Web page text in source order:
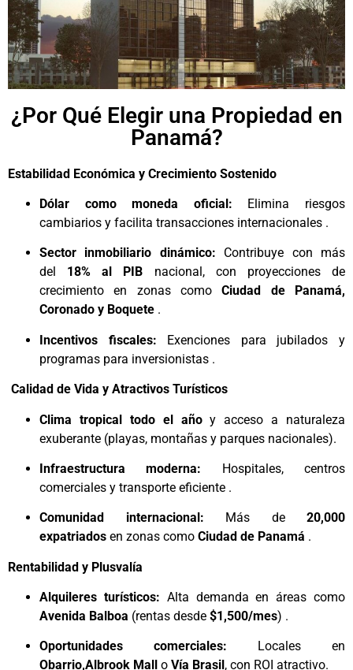
¿Por Qué Elegir una Propiedad en
Panamá?
Estabilidad Económica y Crecimiento Sostenido
Dólar como moneda oficial: Elimina riesgos
cambiarios y facilita transacciones internacionales .
Sector inmobiliario dinámico: Contribuye con más
del 18% al PIB nacional, con proyecciones de
crecimiento en zonas comoCiudad de Panamá,
Coronado y Boquete .
Incentivos fiscales: Exenciones para jubilados y
programas para inversionistas .
Calidad de Vida y Atractivos Turísticos
Clima tropical todo el añoy acceso a naturaleza
exuberante (playas, montañas y parques nacionales).
Infraestructura moderna: Hospitales, centros
comerciales y transporte eficiente .
Comunidad internacional: Más de 20,000
expatriados en zonas como Ciudad de Panamá .
Rentabilidad y Plusvalía
Alquileres turísticos: Alta demanda en áreas como
Avenida Balboa (rentas desde $1,500/mes) .
Oportunidades comerciales: Locales en
Obarrio,Albrook Mall
o Vía Brasil , con ROI atractivo.